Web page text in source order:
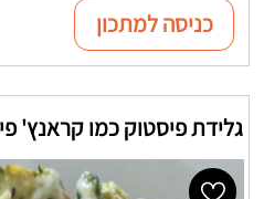
כניסה למתכון
גלידת פיסטוק כמו קראנץ'